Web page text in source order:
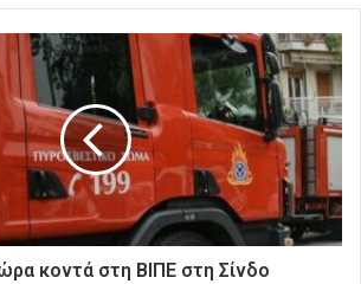
κοντά στη ΒΙΠΕ στη Σίνδο